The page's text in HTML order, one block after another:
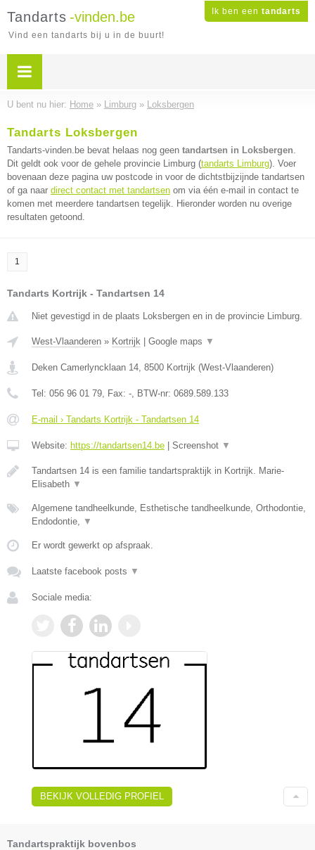
Ik ben een tandarts
Tandarts -vinden.be
Vind een tandarts bij u in de buurt!
U bent nu hier: Home » Limburg » Loksbergen
Tandarts Loksbergen
Tandarts-vinden.be bevat helaas nog geen tandartsen in Loksbergen.
Dit geldt ook voor de gehele provincie Limburg (tandarts Limburg). Voer
bovenaan deze pagina uw postcode in voor de dichtstbijzijnde tandartsen
of ga naar direct contact met tandartsen om via één e-mail in contact te
komen met meerdere tandartsen tegelijk. Hieronder worden nu overige
resultaten getoond.
1
Tandarts Kortrijk - Tandartsen 14
Niet gevestigd in de plaats Loksbergen en in de provincie Limburg.
West-Vlaanderen » Kortrijk Google maps ▼
Deken Camerlyncklaan 14, 8500 Kortrijk (West-Vlaanderen)
Tel: 056 96 01 79, Fax: -, BTW-nr: 0689.589.133
E-mail › Tandarts Kortrijk - Tandartsen 14
Website: https://tandartsen14.be Screenshot ▼
Tandartsen 14 is een familie tandartspraktijk in Kortrijk. Marie-
Elisabeth ▼
Algemene tandheelkunde, Esthetische tandheelkunde, Orthodontie,
Endodontie, ▼
Er wordt gewerkt op afspraak.
Laatste facebook posts ▼
Sociale media:
BEKIJK VOLLEDIG PROFIEL
Tandartspraktijk bovenbos